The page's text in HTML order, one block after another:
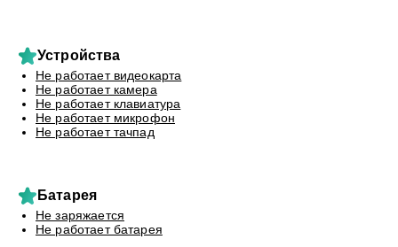
Устройства
Не работает видеокарта
Не работает камера
Не работает клавиатура
Не работает микрофон
Не работает тачпад
Батарея
Не заряжается
Не работает батарея